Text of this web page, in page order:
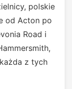
polskie
od Acton po
Road i
z tych